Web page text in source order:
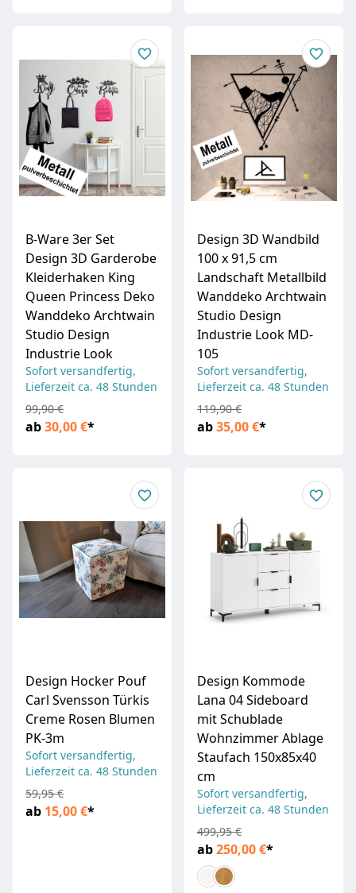
B-Ware 3er Set
Design 3D Garderobe
Kleiderhaken King
Queen Princess Deko
Wanddeko Archtwain
Studio Design
Industrie Look
Sofort versandfertig,
Lieferzeit ca. 48 Stunden
ab30,00 €*
99,90 €
Design 3D Wandbild
100 x 91,5 cm
Landschaft Metallbild
Wanddeko Archtwain
Studio Design
Industrie Look MD-
105
Sofort versandfertig,
Lieferzeit ca. 48 Stunden
ab35,00 €*
119,90 €
Design Hocker Pouf
Carl Svensson Türkis
Creme Rosen Blumen
PK-3m
Sofort versandfertig,
Lieferzeit ca. 48 Stunden
ab 15,00 €*
59,95 €
Design Kommode
Lana 04 Sideboard
mit Schublade
Wohnzimmer Ablage
Staufach 150x85x40
cm
Sofort versandfertig,
Lieferzeit ca. 48 Stunden
ab250,00 €*
499,95 €